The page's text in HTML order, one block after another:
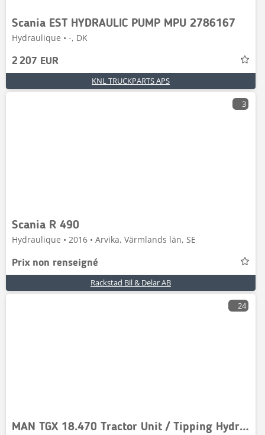
Scania EST HYDRAULIC PUMP MPU 2786167
Hydraulique • -, DK
2 207 EUR
KNL TRUCKPARTS APS
3
Scania R 490
Hydraulique • 2016 • Arvika, Värmlands län, SE
Prix non renseigné
Rackstad Bil & Delar AB
24
MAN TGX 18.470 Tractor Unit / Tipping Hydraulics / Ret